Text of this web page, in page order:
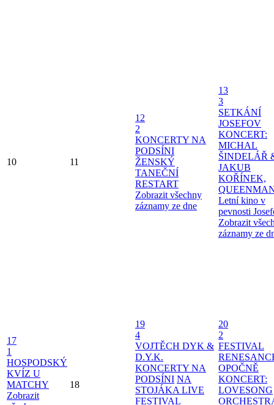
10 11
12
2
KONCERTY NA
PODSÍNI
ŽENSKÝ
TANEČNÍ
RESTART
Zobrazit všechny
záznamy ze dne
13
3
SETKÁNÍ
JOSEFOV
KONCERT:
MICHAL
ŠINDELÁŘ
JAKUB
KOŘÍNEK,
Letní kino v
pevnosti
Zobrazit
záznamy ze
17
1
HOSPODSKÝ
KVÍZ U
MATCHY
Zobrazit
18
19
4
VOJTĚCH DYK &
D.Y.K.
KONCERTY NA
PODSÍNI NA
STOJÁKA LIVE
FESTIVAL
20
2
FESTIVAL
OPOČNĚ
KONCERT:
LOVESONG